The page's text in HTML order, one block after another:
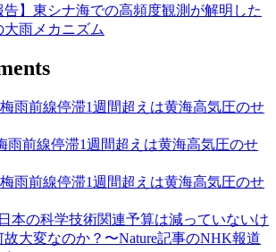
告】東シナ海での高頻度観測が解明した
雨メカニズム
梅雨前線停滞1週間超えは黄海高気圧のせ
雨前線停滞1週間超えは黄海高気圧のせ
梅雨前線停滞1週間超えは黄海高気圧のせ
日本の科学技術関連予算は減っていないけ
故大変なのか？〜Nature記事のNHK報道